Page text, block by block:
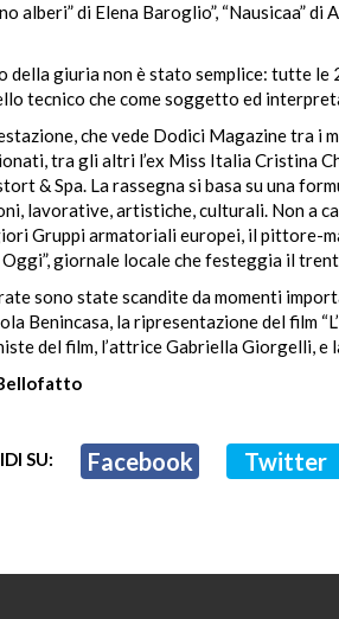
alberi” di Elena Baroglio”, “Nausicaa”
della giuria non è stato semplice: tutte
tecnico che come soggetto ed
che vede Dodici Magazine tra i
tra gli altri l’ex Miss Italia Cristina
& Spa. La rassegna si basa su una
lavorative, artistiche, culturali. Non a
Gruppi armatoriali europei, il pittore-
Oggi”, giornale locale che festeggia il
sono state scandite da momenti
Benincasa, la ripresentazione del film
del film, l’attrice Gabriella Giorgelli,
SU: Facebook Twitter